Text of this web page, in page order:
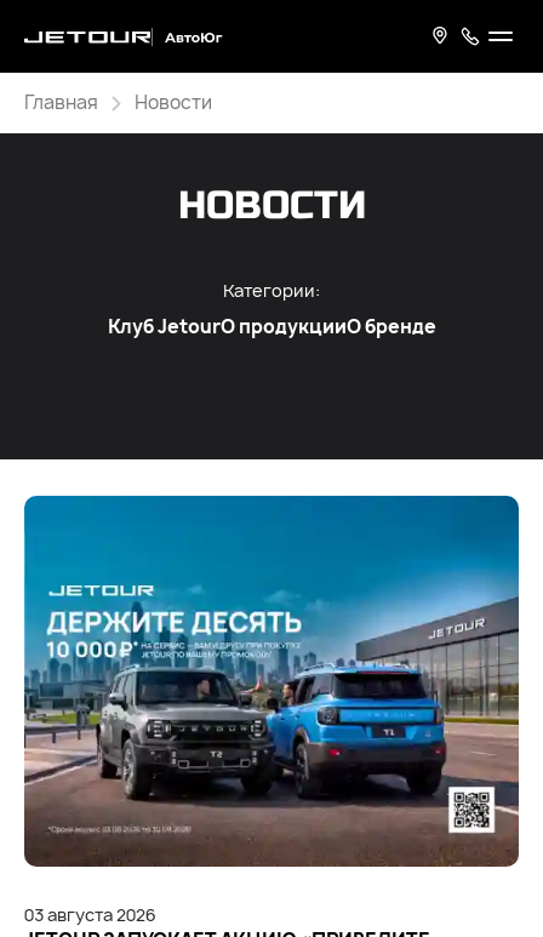
Главная Новости
НОВОСТИ
Категории:
Клуб JetourО продукцииО бренде
03августа2026